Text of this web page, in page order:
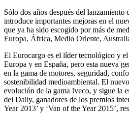
Sólo dos años después del
introduce importantes mejoras en el
que ya ha sido escogido por más de
Europa, África, Medio Oriente,
El Eurocargo es el líder tecnológico y
Europa y en España, pero esta nueva
en la gama de motores, seguridad,
sostenibilidad medioambiental. El
evolución de la gama Iveco, y sigue la
del Daily, ganadores de los premios
Year 2013’ y ‘Van of the Year 2015’,